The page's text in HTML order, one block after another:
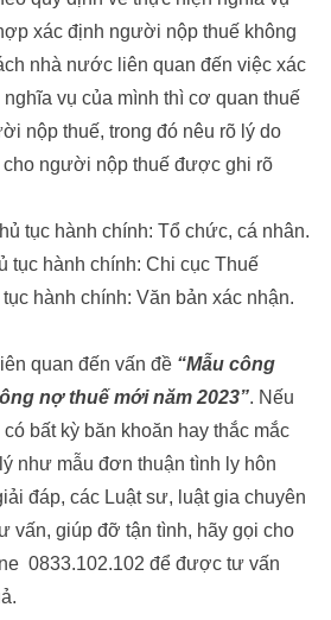
xác định người nộp thuế không
nhà nước liên quan đến việc xác
vụ của mình thì cơ quan thuế
nộp thuế, trong đó nêu rõ lý do
người nộp thuế được ghi rõ
tục hành chính: Tổ chức, cá nhân.
tục hành chính: Chi cục Thuế
hành chính: Văn bản xác nhận.
quan đến vấn đề “Mẫu công
nợ thuế mới năm 2023”. Nếu
bất kỳ băn khoăn hay thắc mắc
như mẫu đơn thuận tình ly hôn
đáp, các Luật sư, luật gia chuyên
vấn, giúp đỡ tận tình, hãy gọi cho
0833.102.102 để được tư vấn